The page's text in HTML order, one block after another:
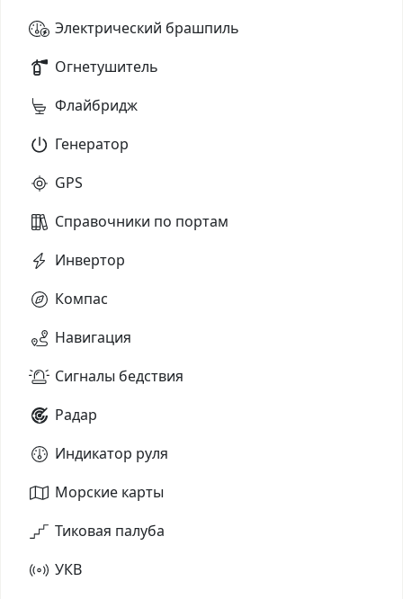
Электрический брашпиль
Огнетушитель
Флайбридж
Генератор
GPS
Справочники по портам
Инвертор
Компас
Навигация
Сигналы бедствия
Радар
Индикатор руля
Морские карты
Тиковая палуба
УКВ